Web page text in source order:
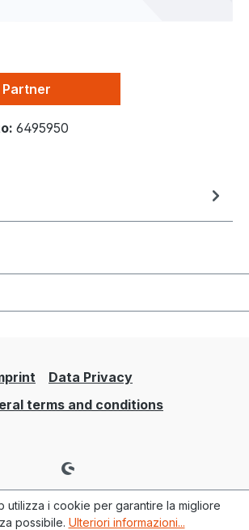
Partner
6495950
Data Privacy
terms and conditions
utilizza i cookie per garantire la migliore
possibile. Ulteriori informazioni...